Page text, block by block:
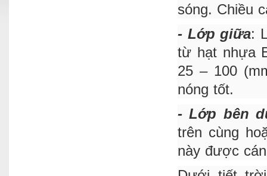
sóng. Chiều
- Lớp giữa:
từ hạt nhựa
25 – 100
nóng tốt.
- Lớp bên
trên cùng
này được